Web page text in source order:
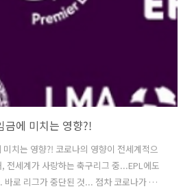
투데이와의 인터뷰에서 IOC내부에서 가..
금에 미치는 영향?!
치는 영향?! 코로나의 영향이 전세계적으
전세계가 사랑하는 축구리그 중...EPL에도
바로 리그가 중단된 것... 점차 코로나가 심